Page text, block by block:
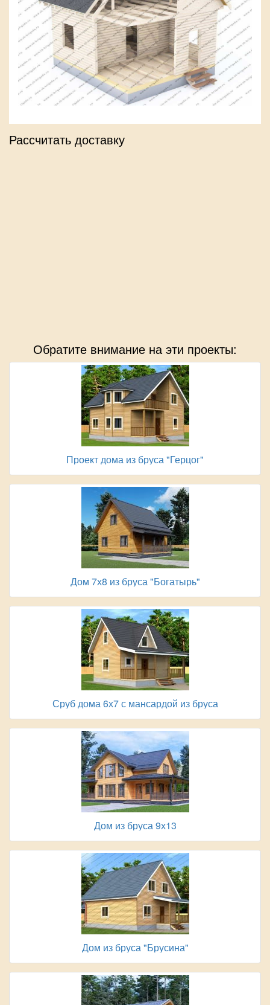
Рассчитать доставку
Обратите внимание на эти проекты:
Проект дома из бруса "Герцог"
Дом 7х8 из бруса "Богатырь"
Сруб дома 6х7 с мансардой из бруса
Дом из бруса 9х13
Дом из бруса "Брусина"